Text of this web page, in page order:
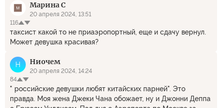
Марина С
20 апреля 2024, 13:51
116
таксист какой то не приаэропортный, еще и сдачу вернул.
Может девушка красивая?
Н Ниочем
20 апреля 2024, 14:24
84
" российские девушки любят китайских парней". Это
правда. Моя жена Джеки Чана обожает, ну и Джонни Деппа